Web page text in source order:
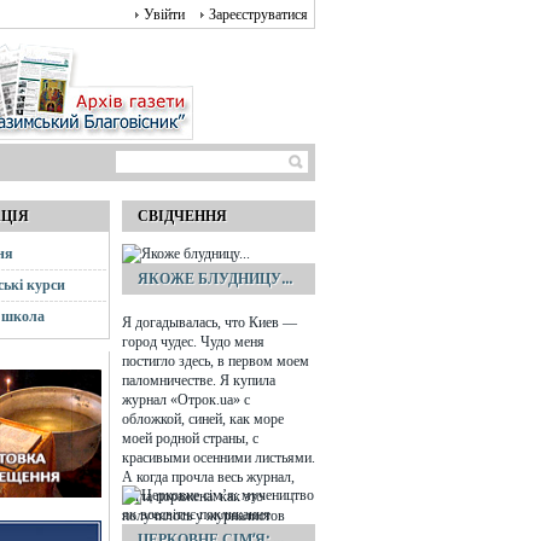
Увійти Зареєструватися
курси
школа
СВІДЧЕННЯ
ЯКОЖЕ БЛУДНИЦУ...
Я догадывалась, что Киев —
город чудес. Чудо меня
постигло здесь, в первом моем
паломничестве. Я купила
журнал «Отрок.ua» с
обложкой, синей, как море
моей родной страны, с
красивыми осенними листьями.
А когда прочла весь журнал,
была поражена: как это
получилось у журналистов
сделать номер специально для